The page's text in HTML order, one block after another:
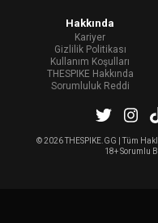
Hakkında
Kariyer
Gizlilik Politikası
Kullanım Koşulları
THESPIKE Hakkında
Sorumluluk Reddi
©2026 THESPIKE.GG | Tüm
18+ Sorumlu